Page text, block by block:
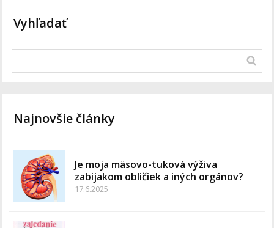
Vyhľadať
Najnovšie články
Je moja mäsovo-tuková výživa
zabijakom obličiek a iných orgánov?
17.6.2025